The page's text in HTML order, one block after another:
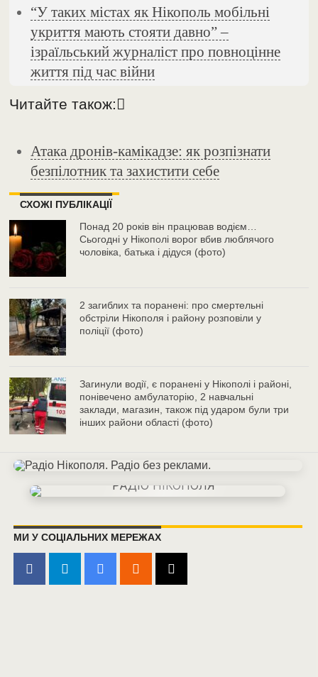
“У таких містах як Нікополь мобільні
укриття мають стояти давно” –
ізраїльський журналіст про повноцінне
життя під час війни
Читайте також:
Атака дронів-камікадзе: як розпізнати
безпілотник та захистити себе
СХОЖІ ПУБЛІКАЦІЇ
Понад 20 років він працював водієм…
Сьогодні у Нікополі ворог вбив люблячого
чоловіка, батька і дідуся (фото)
2 загиблих та поранені: про смертельні
обстріли Нікополя і району розповіли у
поліції (фото)
Загинули водії, є поранені у Нікополі і районі,
понівечено амбулаторію, 2 навчальні
заклади, магазин, також під ударом були три
інших райони області (фото)
МИ У СОЦІАЛЬНИХ МЕРЕЖАХ